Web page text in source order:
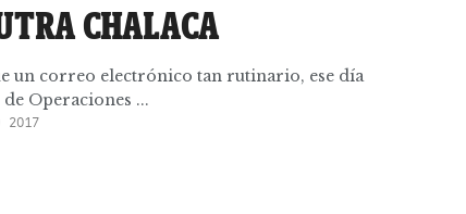
CHALACA
un correo electrónico tan rutinario, ese día
Operaciones ...
2017